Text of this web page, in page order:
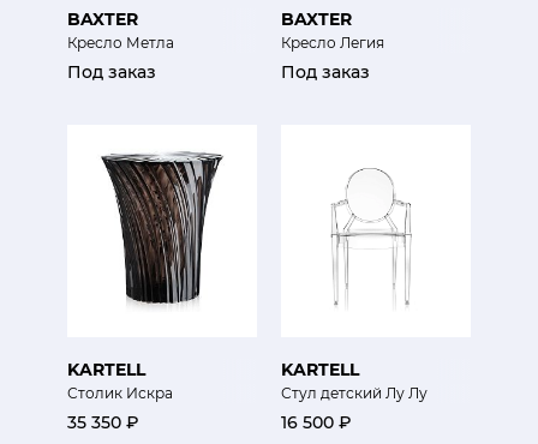
BAXTER
Кресло Метла
Под заказ
BAXTER
Кресло Легия
Под заказ
KARTELL
Столик Искра
35 350 ₽
KARTELL
Стул детский Лу Лу
16 500 ₽